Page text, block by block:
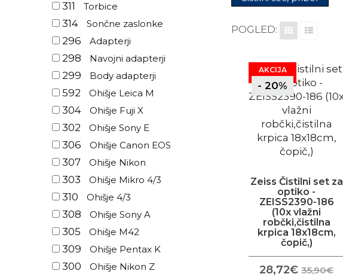
311 Torbice
314 Sončne zaslonke
296 Adapterji
298 Navojni adapterji
299 Body adapterji
592 Ohišje Leica M
304 Ohišje Fuji X
302 Ohišje Sony E
306 Ohišje Canon EOS
307 Ohišje Nikon
303 Ohišje Mikro 4/3
310 Ohišje 4/3
308 Ohišje Sony A
305 Ohišje M42
309 Ohišje Pentax K
300 Ohišje Nikon Z
POGLED:
AKCIJA
- 20%
Zeiss Čistilni set za
optiko -
ZEISS2390-186
(10x vlažni
robčki,čistilna
krpica 18x18cm,
čopič,)
28,72€ 35,90€